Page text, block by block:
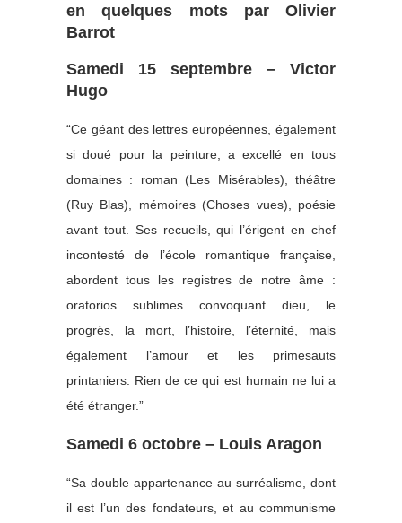
en quelques mots par Olivier
Barrot
Samedi 15 septembre – Victor
Hugo
“Ce géant des lettres européennes, également
si doué pour la peinture, a excellé en tous
domaines : roman (Les Misérables), théâtre
(Ruy Blas), mémoires (Choses vues), poésie
avant tout. Ses recueils, qui l’érigent en chef
incontesté de l’école romantique française,
abordent tous les registres de notre âme :
oratorios sublimes convoquant dieu, le
progrès, la mort, l’histoire, l’éternité, mais
également l’amour et les primesauts
printaniers. Rien de ce qui est humain ne lui a
été étranger.”
Samedi 6 octobre – Louis Aragon
“Sa double appartenance au surréalisme, dont
il est l’un des fondateurs, et au communisme